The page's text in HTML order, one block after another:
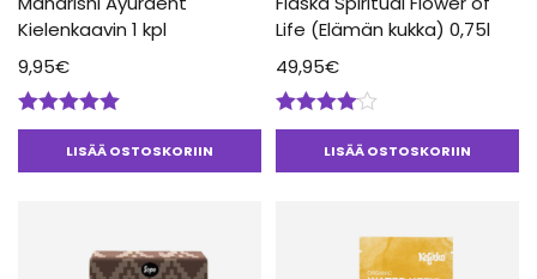
Kielenkaavin 1 kpl
9,95€
Arvostelu
tuotteesta:LISÄÄ OSTOSKORIIN
Life (Elämän kukka) 0,75l
49,95€
Arvostelu
tuotteesta:LISÄÄ OSTOSKORIIN